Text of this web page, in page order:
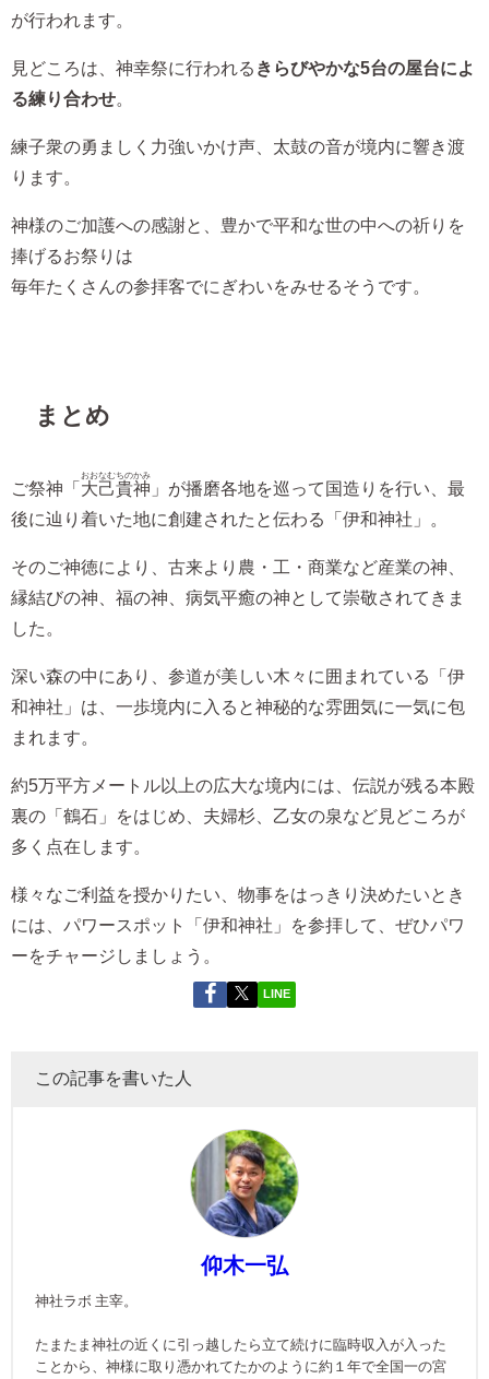
が行われます。
見どころは、神幸祭に行われる きらびやかな5台の屋台によ
る練り合わせ
練子衆の勇ましく力強いかけ声、太鼓の音が境内に響き渡
ります。
神様のご加護への感謝と、豊かで平和な世の中への祈りを
捧げるお祭りは
毎年たくさんの参拝客でにぎわいをみせるそうです。
まとめ
ご祭神「 大己貴神
おおなむちのかみ
」が播磨各地を巡って国造りを行い、最
後に辿り着いた地に創建されたと伝わる「伊和神社」。
そのご神徳により、古来より農・工・商業など産業の神、
縁結びの神、福の神、病気平癒の神として崇敬されてきま
した。
深い森の中にあり、参道が美しい木々に囲まれている「伊
和神社」は、一歩境内に入ると神秘的な雰囲気に一気に包
まれます。
約5万平方メートル以上の広大な境内には、伝説が残る本殿
裏の「鶴石」をはじめ、夫婦杉、乙女の泉など見どころが
多く点在します。
様々なご利益を授かりたい、物事をはっきり決めたいとき
には、パワースポット「伊和神社」を参拝して、ぜひパワ
ーをチャージしましょう。
LINE
この記事を書いた人
仰木一弘
神社ラボ 主宰。
たまたま神社の近くに引っ越したら立て続けに臨時収入が入った
ことから、神様に取り憑かれてたかのように約１年で全国一の宮